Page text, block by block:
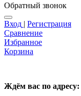
Обратный звонок
Вход | Регистрация
Сравнение
Избранное
Корзина
Ждём вас по адресу: